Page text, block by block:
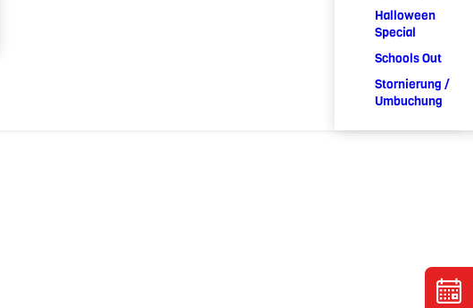
Halloween
Special
Schools Out
Stornierung /
Umbuchung